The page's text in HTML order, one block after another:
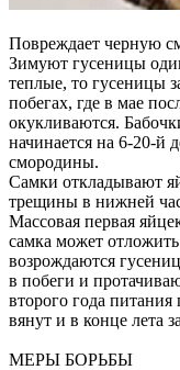
Повреждает черную
Зимуют гусеницы
теплые, то гусеницы
побегах, где в мае
окукливаются.
начинается на 6-20-й
смородины.
Самки откладывают
трещины в нижней
Массовая первая
самка может
возрождаются
в побеги и
второго года питания
вянут и в конце лета
МЕРЫ БОРЬБЫ